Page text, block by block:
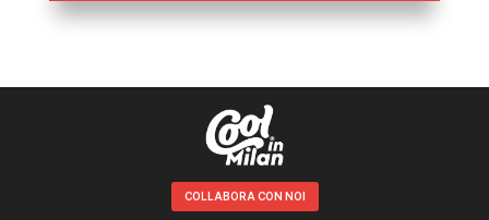
COLLABORA CON NOI